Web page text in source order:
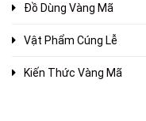
Đồ Dùng Vàng Mã
Vật Phẩm Cúng Lễ
Kiến Thức Vàng Mã